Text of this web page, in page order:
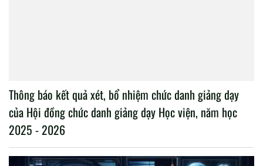
Thông báo kết quả xét, bổ nhiệm chức danh giảng dạy
của Hội đồng chức danh giảng dạy Học viện, năm học
2025 - 2026